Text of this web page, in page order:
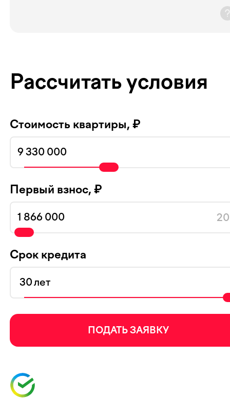
Рассчитать условия
Стоимость квартиры, ₽
20
Первый взнос, ₽
Срок кредита
лет
ПОДАТЬ ЗАЯВКУ